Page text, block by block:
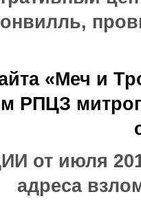
«Меч и
РПЦЗ
от июля
адреса